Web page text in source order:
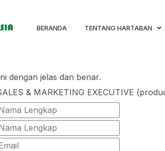
BERANDA TENTANG HARTABAN
dengan jelas dan benar.
& MARKETING EXECUTIVE